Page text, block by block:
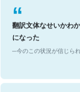
翻訳文体なせいかわ
になった
─今のこの状況が信じら